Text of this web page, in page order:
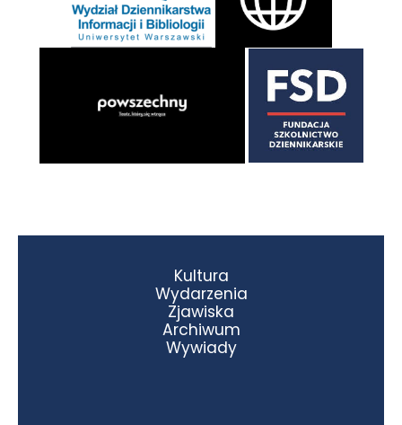
Kultura
Wydarzenia
Zjawiska
Archiwum
Wywiady